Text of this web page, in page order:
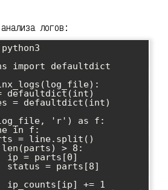
логов:
import defaultdict